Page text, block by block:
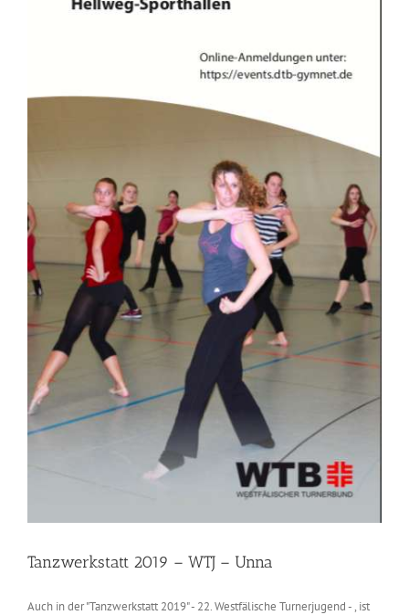
Tanzwerkstatt 2019 – WTJ – Unna
Auch in der "Tanzwerkstatt 2019" - 22. Westfälische Turnerjugend - , ist